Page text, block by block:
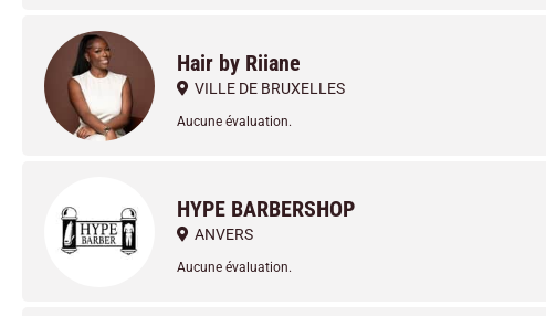
Hair by Riiane
VILLE DE BRUXELLES
Aucune évaluation.
HYPE BARBERSHOP
ANVERS
Aucune évaluation.